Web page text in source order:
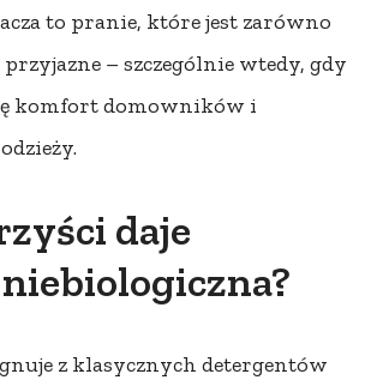
to pranie, które jest zarówno
– szczególnie wtedy, gdy
komfort domowników i
daje
z klasycznych detergentów